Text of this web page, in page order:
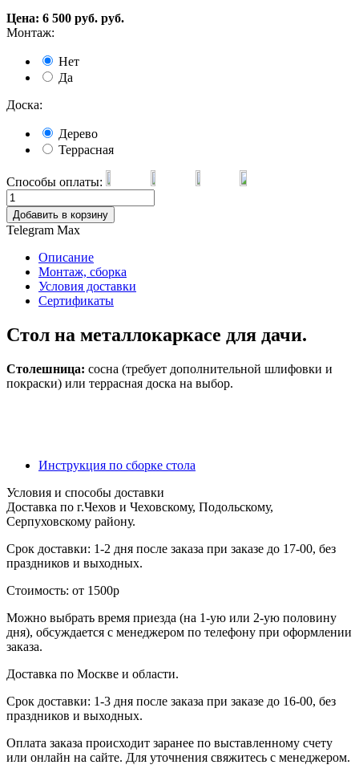
Цена: 6 500 руб. руб.
Монтаж:
Нет
Да
Доска:
Дерево
Террасная
Способы оплаты:
Добавить в корзину
Telegram Max
Описание
Монтаж, сборка
Условия доставки
Сертификаты
Стол на металлокаркасе для дачи.
Столешница: сосна (требует дополнительной шлифовки и
покраски) или террасная доска на выбор.
Инструкция по сборке стола
Условия и способы доставки
Доставка по г.Чехов и Чеховскому, Подольскому,
Серпуховскому району.
Срок доставки: 1-2 дня после заказа при заказе до 17-00, без
праздников и выходных.
Стоимость: от 1500р
Можно выбрать время приезда (на 1-ую или 2-ую половину
дня), обсуждается с менеджером по телефону при оформлении
заказа.
Доставка по Москве и области.
Срок доставки: 1-3 дня после заказа при заказе до 16-00, без
праздников и выходных.
Оплата заказа происходит заранее по выставленному счету
или онлайн на сайте. Для уточнения свяжитесь с менеджером.